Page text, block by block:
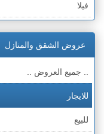
فيلا
ملحق
عروض الشقق والمنازل
.. جميع العروض ..
للايجار
للبيع